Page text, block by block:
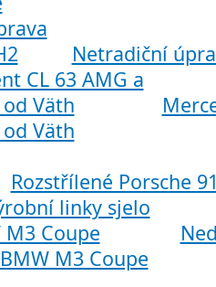
Netradiční
Väth
Rozstřílené Porsche
M3 Coupe